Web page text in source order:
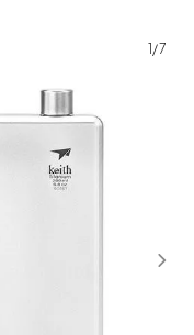
1/7